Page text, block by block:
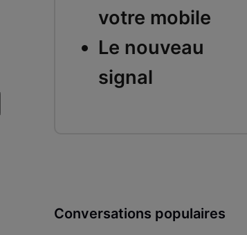
votre mobile
Le nouveau
signal
Conversations populaires